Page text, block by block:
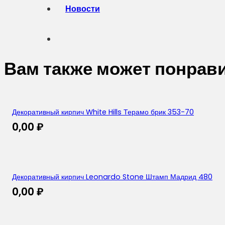
Новости
Вам также может
Декоративный кирпич White Hills Терамо брик 353-70
0,00 ₽
Декоративный кирпич Leonardo Stone Штамп Мадрид 480
0,00 ₽